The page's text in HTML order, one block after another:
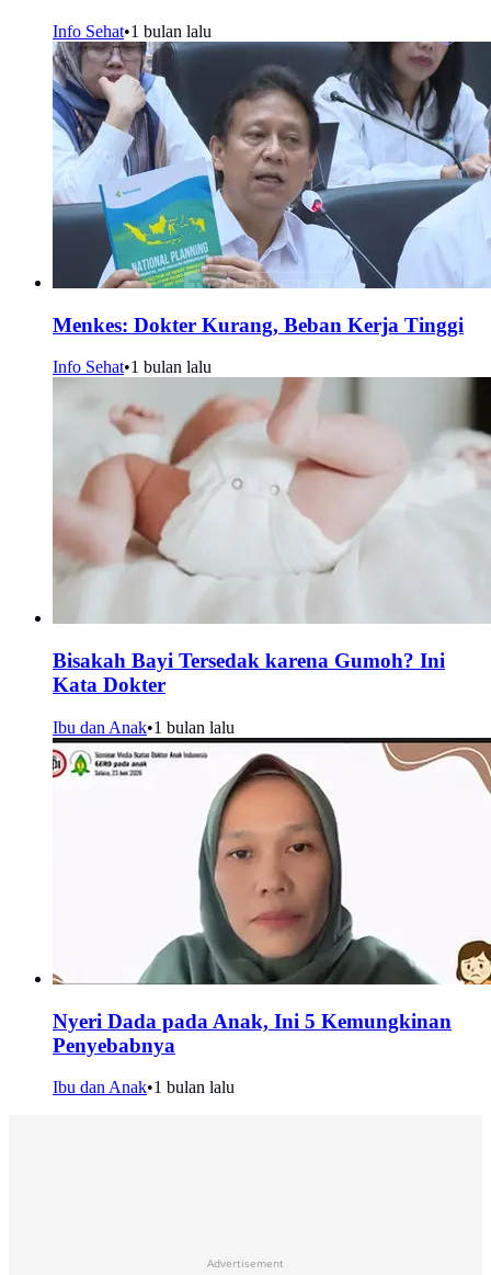
Info Sehat•1 bulan lalu
Menkes: Dokter Kurang, Beban Kerja Tinggi
Info Sehat•1 bulan lalu
Bisakah Bayi Tersedak karena Gumoh? Ini
Kata Dokter
Ibu dan Anak•1 bulan lalu
Nyeri Dada pada Anak, Ini 5 Kemungkinan
Penyebabnya
Ibu dan Anak•1 bulan lalu
Advertisement